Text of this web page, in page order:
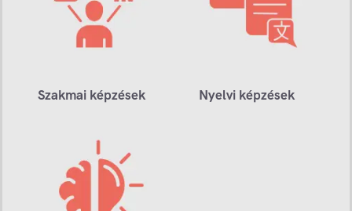
Szakmai képzések Nyelvi képzések